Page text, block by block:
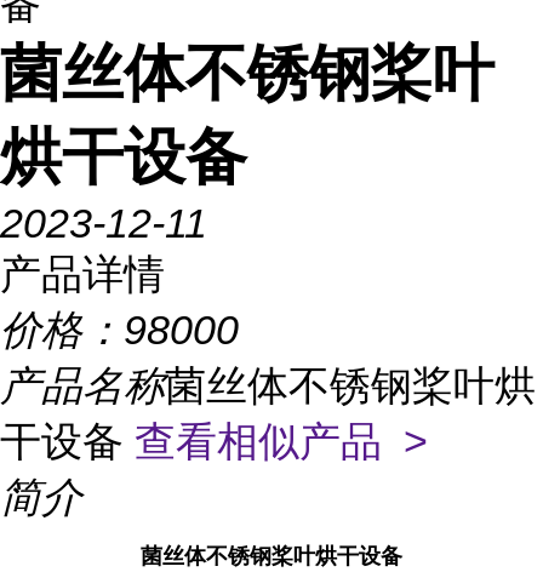
菌丝体不锈钢桨叶
烘干设备
2023-12-11
产品详情
价格： 98000
产品名称菌丝体不锈钢桨叶烘
干设备 查看相似产品 >
简介
菌丝体不锈钢桨叶烘干设备